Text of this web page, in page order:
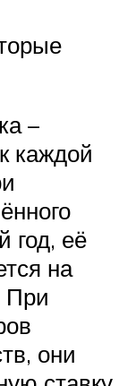
–
каждой
год, её
на
При
они